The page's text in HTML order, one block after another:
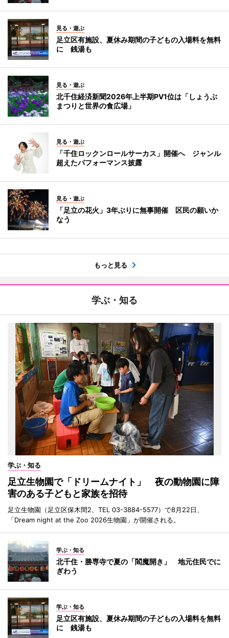
見る・遊ぶ
足立区有施設、夏休み期間の子どもの入場料を無料
に 銭湯も
見る・遊ぶ
北千住経済新聞2026年上半期PV1位は「しょうぶ
まつりと世界の食広場」
見る・遊ぶ
「千住ロックンロールサーカス」開催へ ジャンル
超えたパフォーマンス披露
見る・遊ぶ
「足立の花火」3年ぶりに無事開催 区民の願いか
なう
もっと見る
学ぶ・知る
学ぶ・知る
足立生物園で「ドリームナイト」 夜の動物園に障
害のある子どもと家族を招待
足立生物園（足立区保木間2、TEL 03-3884-5577）で8月22日、
「Dream night at the Zoo 2026生物園」が開催される。
学ぶ・知る
北千住・勝専寺で夏の「閻魔開き」 地元住民でに
ぎわう
学ぶ・知る
足立区有施設、夏休み期間の子どもの入場料を無料
に 銭湯も